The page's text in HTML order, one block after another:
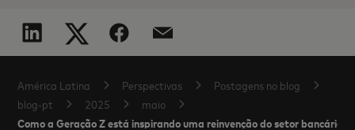
América Latina Perspectivas
Postagens no blog
blog-pt
2025 maio
Como a Geração Z está inspirando uma reinvenção do setor bancário